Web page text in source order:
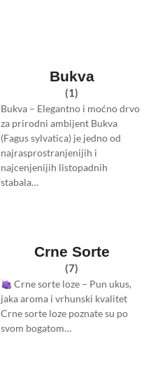
Bukva
(1)
Bukva – Elegantno i moćno drvo
za prirodni ambijent Bukva
(Fagus sylvatica) je jedno od
najrasprostranjenijih i
najcenjenijih listopadnih
stabala…
Crne Sorte
(7)
Crne sorte loze – Pun ukus,
jaka aroma i vrhunski kvalitet
Crne sorte loze poznate su po
svom bogatom…